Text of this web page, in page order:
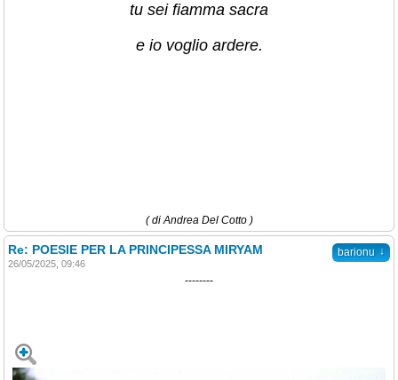
tu sei fiamma sacra
e io voglio ardere.
( di Andrea Del Cotto )
barionu ↓
Re: POESIE PER LA PRINCIPESSA MIRYAM
26/05/2025, 09:46
--------